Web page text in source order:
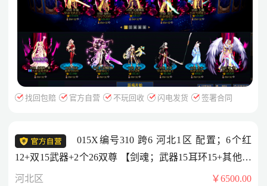
【7777】【+15武器】【龙透】其他细节看图！！
找回包赔 官方自营 不玩回收 闪电发货 签署合同
015X编号310 跨6 河北1区 配置；6个红
12+双15武器+2个26双尊 【剑魂；武器15耳环15+其他红
12+26双尊】 【剑帝；武器13+其他红12+26双尊】 【其
河北区 ￥6500.00